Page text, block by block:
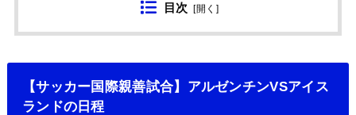
目次 [開く ]
【サッカー国際親善試合】アルゼンチンVSアイス
ランドの日程